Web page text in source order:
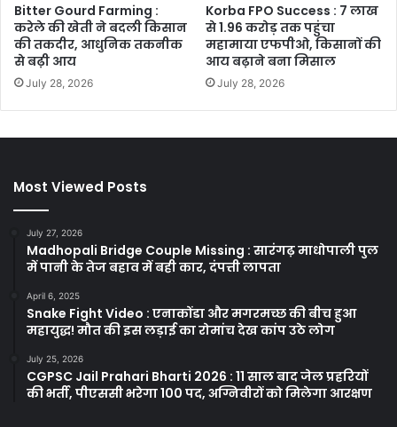
Bitter Gourd Farming :
करेले की खेती ने बदली किसान
की तकदीर, आधुनिक तकनीक
से बढ़ी आय
July 28, 2026
Korba FPO Success : 7 लाख
से 1.96 करोड़ तक पहुंचा
महामाया एफपीओ, किसानों की
आय बढ़ाने बना मिसाल
July 28, 2026
Most Viewed Posts
July 27, 2026
Madhopali Bridge Couple Missing : सारंगढ़ माधोपाली पुल
में पानी के तेज बहाव में बही कार, दंपत्ती लापता
April 6, 2025
Snake Fight Video : एनाकोंडा और मगरमच्छ की बीच हुआ
महायुद्ध! मौत की इस लड़ाई का रोमांच देख कांप उठे लोग
July 25, 2026
CGPSC Jail Prahari Bharti 2026 : 11 साल बाद जेल प्रहरियों
की भर्ती, पीएससी भरेगा 100 पद, अग्निवीरों को मिलेगा आरक्षण